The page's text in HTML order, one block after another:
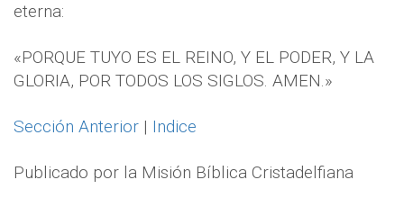
eterna:
«PORQUE TUYO ES EL REINO, Y EL PODER, Y LA
GLORIA, POR TODOS LOS SIGLOS. AMEN.»
Sección Anterior | Indice
Publicado por la Misión Bíblica Cristadelfiana